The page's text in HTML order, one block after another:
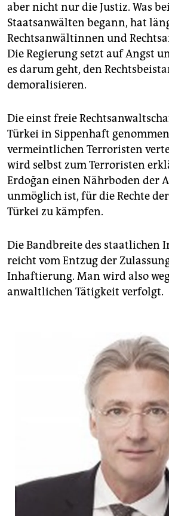
aber nicht nur die Justiz. Was
Staatsanwälten begann, hat
Rechtsanwältinnen und
Die Regierung setzt auf Angst
es darum geht, den
demoralisieren.
Die einst freie
Türkei in Sippenhaft
vermeintlichen Terroristen
wird selbst zum Terroristen
Erdoğan einen Nährboden der
unmöglich ist, für die Rechte
Türkei zu kämpfen.
Die Bandbreite des staatlichen
reicht vom Entzug der
Inhaftierung. Man wird also
anwaltlichen Tätigkeit verfolgt.